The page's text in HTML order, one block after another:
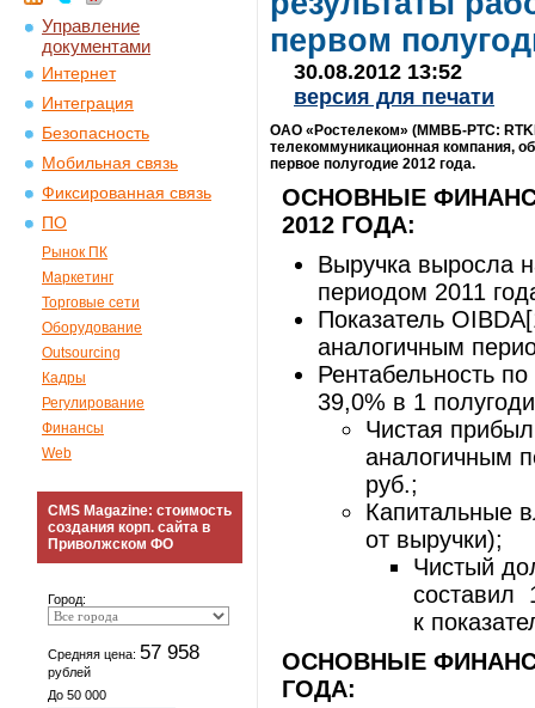
Управление
документами
Интернет
Интеграция
Безопасность
Мобильная связь
Фиксированная связь
ПО
Рынок ПК
Маркетинг
Торговые сети
Оборудование
Outsourcing
Кадры
Регулирование
Финансы
Web
CMS Magazine: стоимость
создания корп. сайта в
Приволжском ФО
Город:
Средняя цена: 57 958
рублей
До 50 000
первом
30.08.2012 13:52
версия для печати
ОАО «Ростелеком» (ММВБ-РТС:
телекоммуникационная компания,
первое полугодие 2012 года.
ОСНОВНЫЕ
2012 ГОДА:
Выручка выросла
периодом 2011
Показатель
аналогичным
Рентабельность
39,0% в 1
Чистая
аналогичным
руб.;
Капитальные
от выручки);
Чистый
составил
к
ОСНОВНЫЕ
ГОДА: